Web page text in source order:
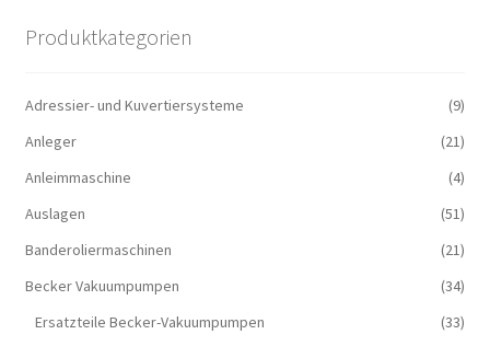
Produktkategorien
Adressier- und Kuvertiersysteme
(9)
Anleger
(21)
Anleimmaschine
(4)
Auslagen
(51)
Banderoliermaschinen
(21)
Becker Vakuumpumpen
(34)
Ersatzteile Becker-Vakuumpumpen
(33)